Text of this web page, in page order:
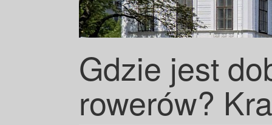
Gdzie jest
rowerów?